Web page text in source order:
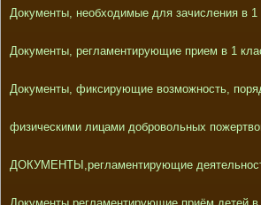
Документы, необходимые для зачисления в 1
Документы, регламентирующие прием в 1
Документы, фиксирующие возможность,
физическими лицами добровольных
ДОКУМЕНТЫ,регламентирующие